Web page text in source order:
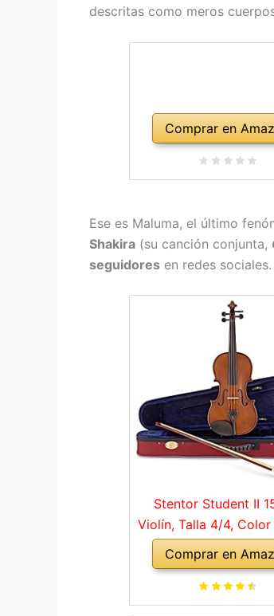
descritas como meros
Comprar en
Ese es Maluma, el último
Shakira (su canción conjunta,
seguidores en redes sociales.
Stentor Student II
Violín, Talla 4/4, Color
Rojo
Comprar en